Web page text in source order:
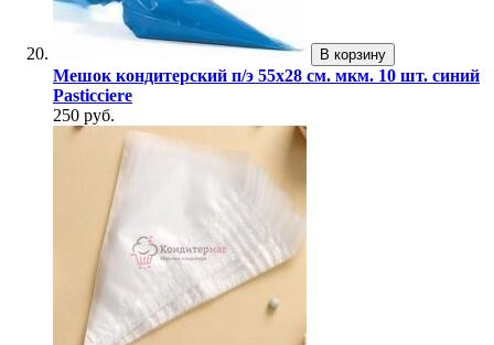
В корзину
Мешок кондитерский п/э 55х28 см. мкм. 10 шт. синий
Pasticciere
250 руб.